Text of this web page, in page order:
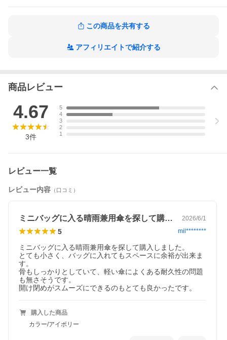
この商品を共有する
アフィリエイトで紹介する
商品レビュー
4.67
3件
5
4
3
2
1
レビュー一覧
レビュー内容 （口コミ）
ミニバッグに入る晴雨兼用傘を探して購入… 2026/6/1
5 mil********
ミニバッグに入る晴雨兼用傘を探して購入しました。
とても小さく、バッグに入れてもスペースに余裕が出来ま
す。
骨もしっかりとしていて、軽い傘によくある耐久性の問題
も無さそうです。
開け閉めがスムーズにできるのもとても良かったです。
購入した商品
カラー/アイボリー